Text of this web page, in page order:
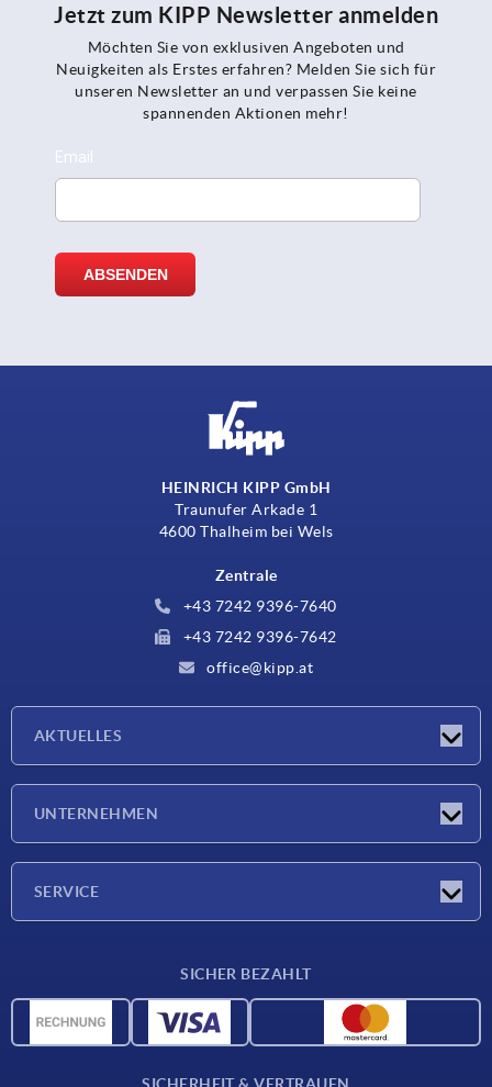
Jetzt zum KIPP Newsletter anmelden
Möchten Sie von exklusiven Angeboten und
Neuigkeiten als Erstes erfahren? Melden Sie sich für
unseren Newsletter an und verpassen Sie keine
spannenden Aktionen mehr!
HEINRICH KIPP GmbH
Traunufer Arkade 1
4600 Thalheim bei Wels
Zentrale
+43 7242 9396-7640
+43 7242 9396-7642
office@kipp.at
AKTUELLES
UNTERNEHMEN
SERVICE
CAD-Daten
SICHER BEZAHLT